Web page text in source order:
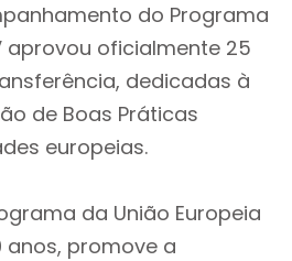
do Programa
aprovou oficialmente 25
dedicadas à
de Boas Práticas
europeias.
da União Europeia
anos, promove a